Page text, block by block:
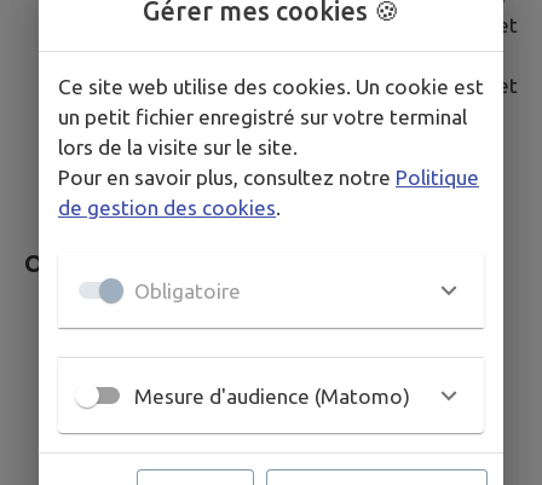
Sur ordinateur Windows avec Microsoft Edge et
JAWS
Sur ordinateur Windows avec Microsoft Edge et
NVDA
Sur mobile iOS avec Safari et VoiceOver
Sur mobile Android avec Google Chrome et
Talkback
Outils pour évaluer l’accessibilité
Colour Contrast Analyser
HeadingsMap
WCAG Contrast checker
Validateur HTML du W3C
Gérer mes cookies 🍪
Ce site web utilise des cookies. Un cookie est
un petit fichier enregistré sur votre terminal
lors de la visite sur le site.
Pour en savoir plus, consultez notre Politique
de gestion des cookies.
Obligatoire
Mesure d'audience (Matomo)